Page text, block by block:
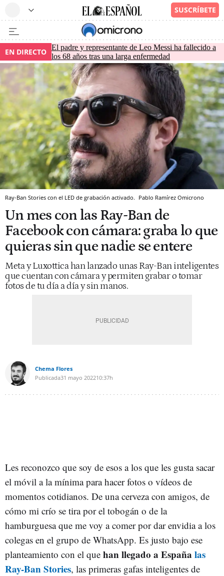
EN DIRECTO El padre y representante de Leo Messi ha fallecido a
los 68 años tras una larga enfermedad
Ray-Ban Stories con el LED de grabación activado. Pablo Ramírez Omicrono
Un mes con las Ray-Ban de
Facebook con cámara: graba lo que
quieras sin que nadie se entere
Meta y Luxottica han lanzado unas Ray-Ban inteligentes
que cuentan con cámara y permiten grabar o tomar
fotos de tu día a día y sin manos.
Chema Flores
Publicada31 mayo 202210:37h
Les reconozco que soy de esos a los que les gusta sacar
el móvil a la mínima para hacer fotos o vídeos de
momentos cotidianos. De una cerveza con amigos, de
cómo mi crío se tira por el tobogán o de la
hamburguesa que me voy a comer por dar envidia a los
colegas en el grupo de WhatsApp. Es justo bajo ese
planteamiento con el que han llegado a España las
Ray-Ban Stories, las primeras gafas inteligentes de